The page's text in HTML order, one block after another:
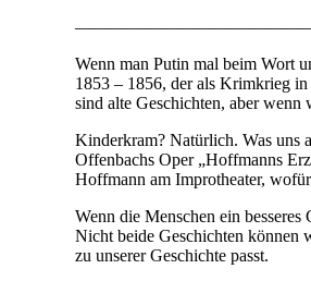
Wenn man Putin mal beim Wort
1853 – 1856, der als Krimkrieg
sind alte Geschichten, aber
Kinderkram? Natürlich. Was uns
Offenbachs Oper „Hoffmanns
Hoffmann am Improtheater,
Wenn die Menschen ein
Nicht beide Geschichten können
zu unserer Geschichte passt.